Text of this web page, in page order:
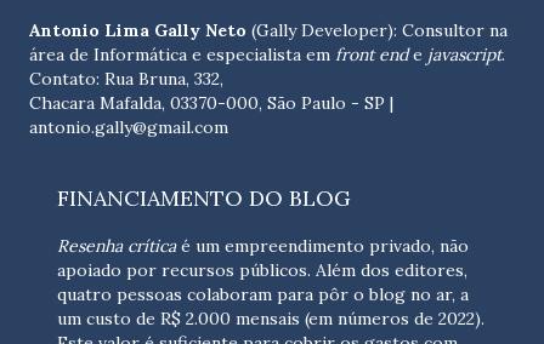
Antonio Lima Gally Neto (Gally Developer): Consultor na
área de Informática e especialista em front ende javascript.
Contato: Rua Bruna, 332,
Chacara Mafalda, 03370-000, São Paulo - SP |
antonio.gally@gmail.com
FINANCIAMENTO DO BLOG
Resenha críticaé um empreendimento privado, não
apoiado por recursos públicos. Além dos editores,
quatro pessoas colaboram para pôr o blog no ar, a
um custo de R$ 2.000 mensais (em números de 2022).